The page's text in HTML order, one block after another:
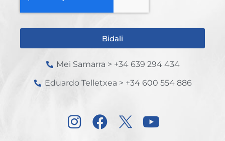
Bidali
Mei Samarra > +34 639 294 434
Eduardo Telletxea > +34 600 554 886